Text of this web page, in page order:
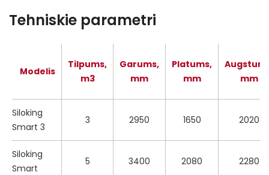
Tehniskie parametri
Modelis
Tilpums,
m3
Garums,
mm
Platums,
mm
mm
Siloking
Smart 3
3 2950 1650 2020
Siloking
Smart
5 3400 2080 2280